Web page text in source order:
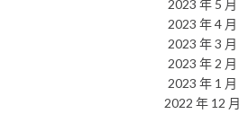
2023 年 5 月
2023 年 4 月
2023 年 3 月
2023 年 2 月
2023 年 1 月
2022 年 12 月